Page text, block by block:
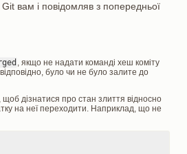
вам і повідомляв з попередньої
, якщо не надати команді хеш коміту
було чи не було залите до
дізнатися про стан злиття відносно
на неї переходити. Наприклад, що не